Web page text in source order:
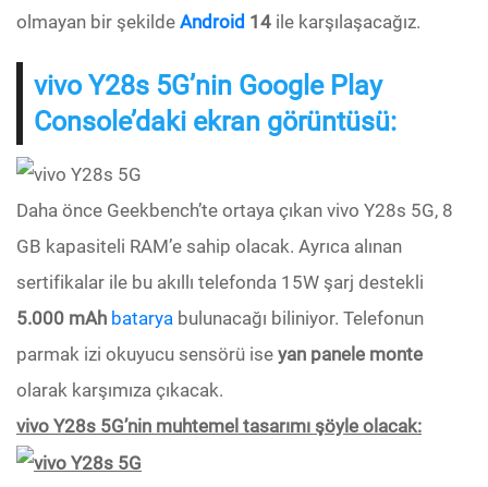
olmayan bir şekilde Android 14 ile karşılaşacağız.
vivo Y28s 5G’nin Google Play
Console’daki ekran görüntüsü:
Daha önce Geekbench’te ortaya çıkan vivo Y28s 5G, 8
GB kapasiteli RAM’e sahip olacak. Ayrıca alınan
sertifikalar ile bu akıllı telefonda 15W şarj destekli
5.000 mAh batarya bulunacağı biliniyor. Telefonun
parmak izi okuyucu sensörü ise yan panele monte
olarak karşımıza çıkacak.
vivo Y28s 5G’nin muhtemel tasarımı şöyle olacak: